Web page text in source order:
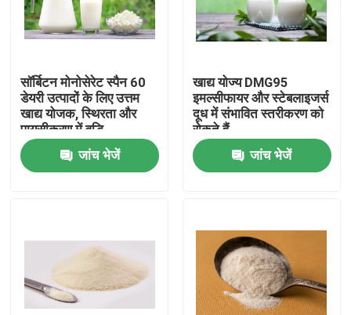
वीआर शो
कारखाना भ्रमण
गुणवत्ता नियंत्रण
समाचार
एक उद्धरण का अनुरोध करें
सॉर्बिटन मोनोसेरेट स्पैन 60
डेयरी उत्पादों के लिए उत्तम
खाद्य योजक, स्थिरता और
पायसीकरण में वृद्धि
जांच भेजें
खाद्य योज्य DMG95
इमल्सीफायर और स्टेबलाइजर्स
दूध में संभावित स्तरीकरण को
रोकते हैं
जांच भेजें